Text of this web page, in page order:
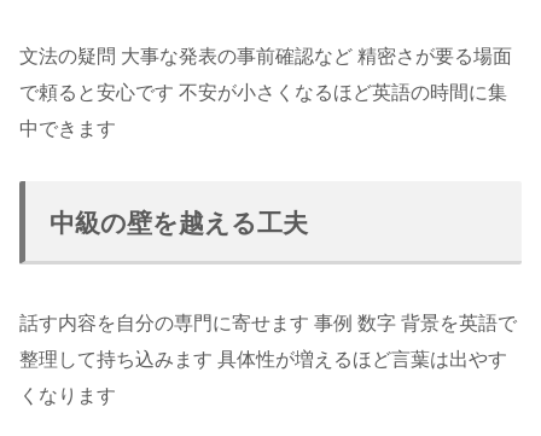
文法の疑問 大事な発表の事前確認など 精密さが要る場面
で頼ると安心です 不安が小さくなるほど英語の時間に集
中できます
中級の壁を越える工夫
話す内容を自分の専門に寄せます 事例 数字 背景を英語で
整理して持ち込みます 具体性が増えるほど言葉は出やす
くなります